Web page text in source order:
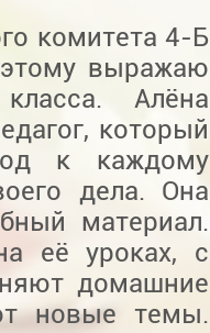
комитета 4-Б
выражаю
Алёна
который
к каждому
дела. Она
материал.
её уроках, с
домашние
новые темы.